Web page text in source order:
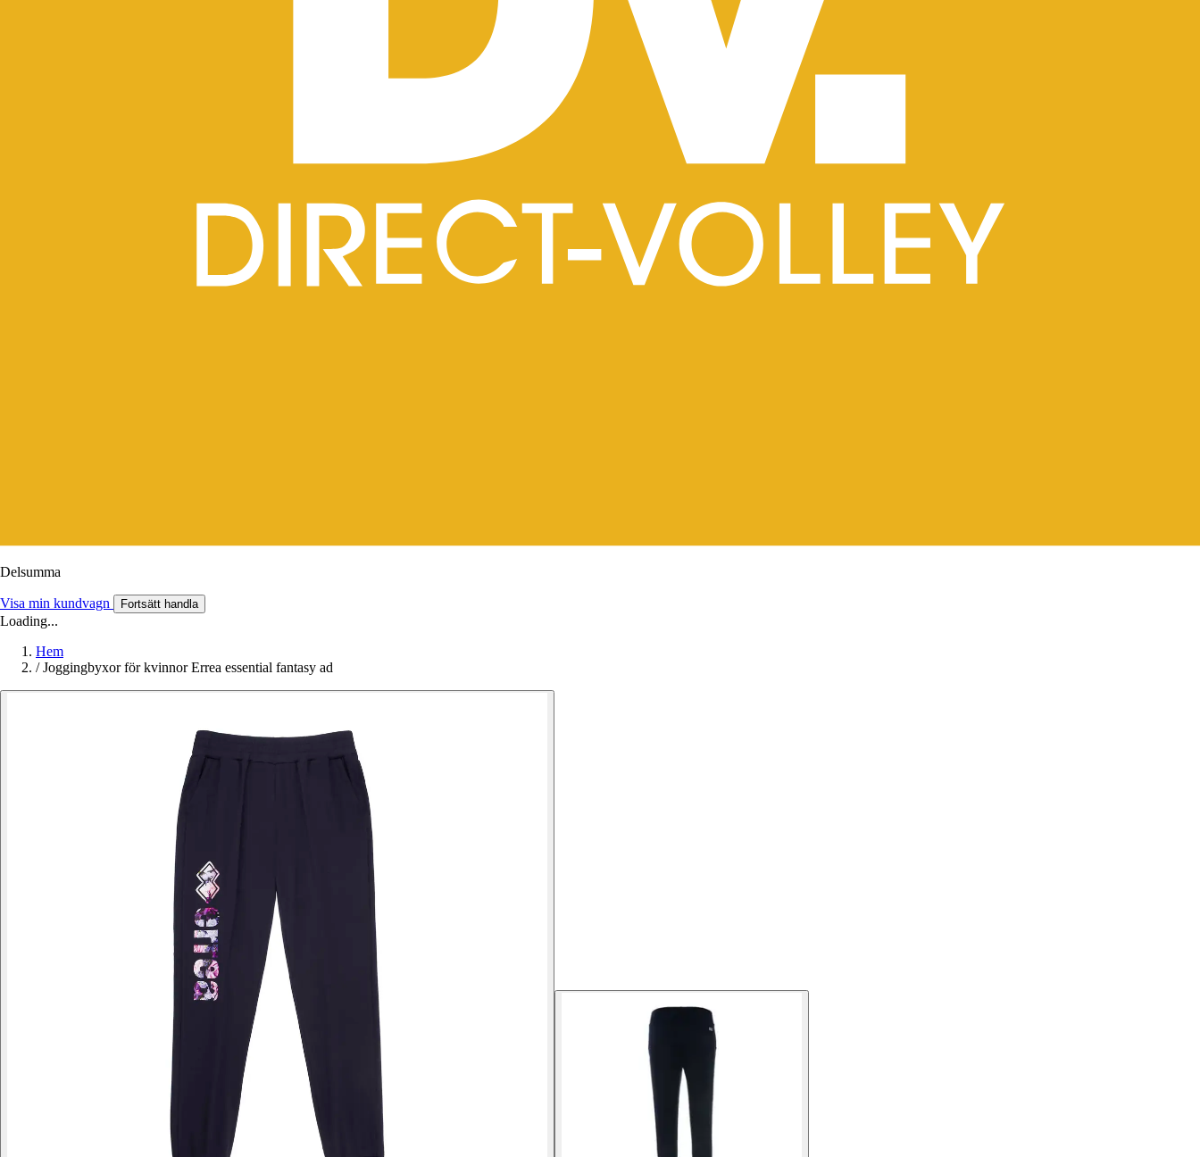
Delsumma
Visa min kundvagn Fortsätt handla
Loading...
Hem
/ Joggingbyxor för kvinnor Errea essential fantasy ad